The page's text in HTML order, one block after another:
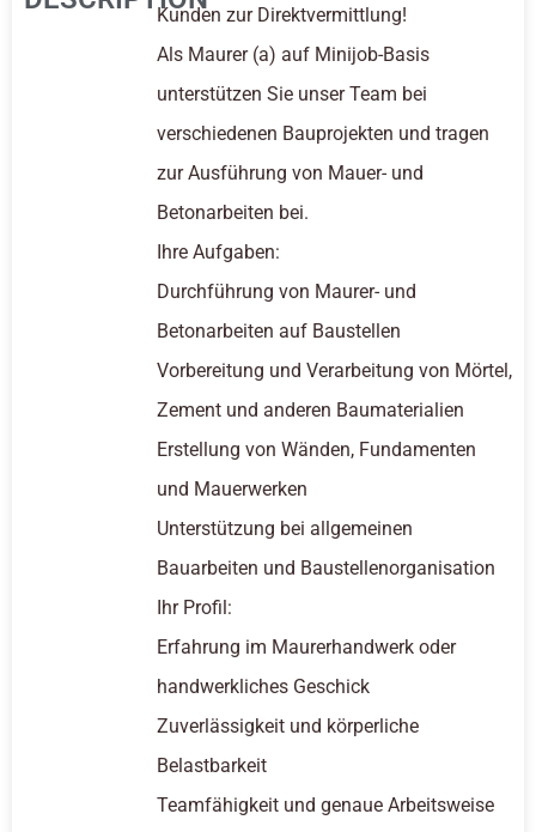
Kunden zur Direktvermittlung!
Als Maurer (a) auf Minijob-Basis
unterstützen Sie unser Team bei
verschiedenen Bauprojekten und tragen
zur Ausführung von Mauer- und
Betonarbeiten bei.
Ihre Aufgaben:
Durchführung von Maurer- und
Betonarbeiten auf Baustellen
Vorbereitung und Verarbeitung von Mörtel,
Zement und anderen Baumaterialien
Erstellung von Wänden, Fundamenten
und Mauerwerken
Unterstützung bei allgemeinen
Bauarbeiten und Baustellenorganisation
Ihr Profil:
Erfahrung im Maurerhandwerk oder
handwerkliches Geschick
Zuverlässigkeit und körperliche
Belastbarkeit
Teamfähigkeit und genaue Arbeitsweise